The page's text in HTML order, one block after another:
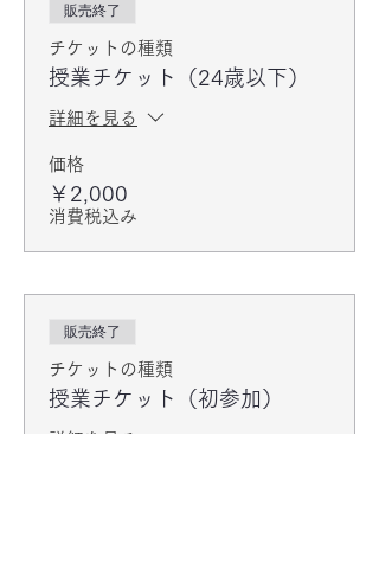
販売終了
チケットの種類
授業チケット（24歳以下）
詳細を見る
価格
￥2,000
消費税込み
販売終了
チケットの種類
授業チケット（初参加）
詳細を見る